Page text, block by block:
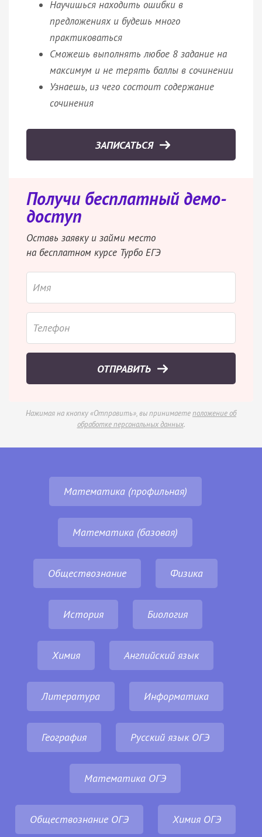
Научишься находить ошибки в
предложениях и будешь много
практиковаться
Сможешь выполнять любое 8 задание на
максимум и не терять баллы в сочинении
Узнаешь, из чего состоит содержание
сочинения
ЗАПИСАТЬСЯ
Получи бесплатный демо-
доступ
Оставь заявку и займи место
на бесплатном курсе Турбо ЕГЭ
ОТПРАВИТЬ
Нажимая на кнопку «Отправить», вы принимаетеположение об
обработке персональных данных.
Математика (профильная)
Математика (базовая)
Обществознание Физика
История Биология
Химия Английский язык
Литература Информатика
География Русский язык ОГЭ
Математика ОГЭ
Обществознание ОГЭ Химия ОГЭ